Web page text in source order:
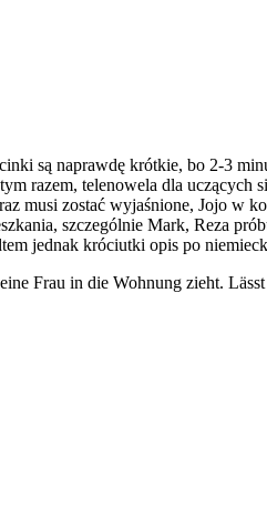
są naprawdę krótkie, bo 2-3
razem, telenowela dla uczących
musi zostać wyjaśnione, Jojo w
szczególnie Mark, Reza
jednak króciutki opis po
Frau in die Wohnung zieht.